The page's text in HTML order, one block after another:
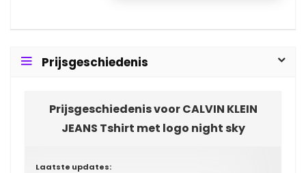
Prijsgeschiedenis
Prijsgeschiedenis voor CALVIN KLEIN
JEANS Tshirt met logo night sky
Laatste updates: